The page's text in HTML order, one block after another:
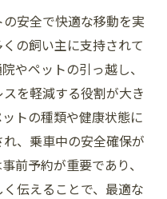
利用する方法
アタクシー利用Q&A
安全で快適な移動を実
の飼い主に支持されて
やペットの引っ越し、
を軽減する役割が大き
トの種類や健康状態に
、乗車中の安全確保が
前予約が重要であり、
伝えることで、最適な